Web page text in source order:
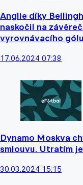
Anglie díky
naskočil na
vyrovnávacího gólu
17.06.2024 07:38
Dynamo Moskva
smlouvu. Utratím
30.03.2024 15:15